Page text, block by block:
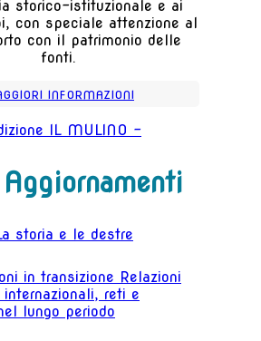
storico-istituzionale e ai
con speciale attenzione al
con il patrimonio delle
fonti.
INFORMAZIONI
IL MULINO -
storia e le destre
in transizione Relazioni
internazionali, reti e
lungo periodo